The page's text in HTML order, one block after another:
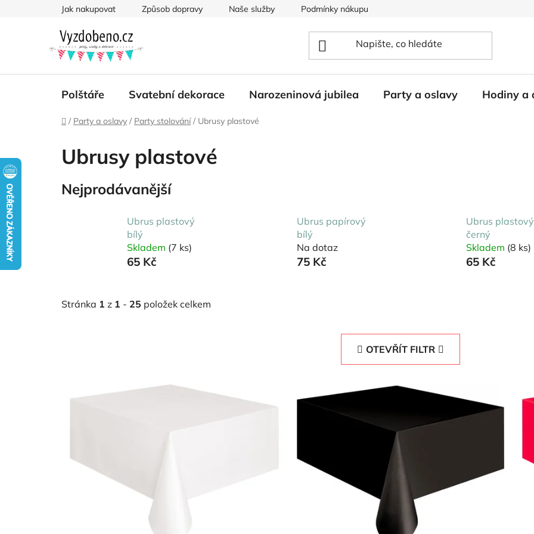
Jak nakupovat Způsob dopravy Naše služby Podmínky nákupu
Polštáře Svatební dekorace Narozeninová jubilea Party a oslavy Hodiny a
Domů
/ Party a oslavy / Party stolování / Ubrusy plastové
Ubrusy plastové
Nejprodávanější
Ubrus plastový
bílý
Skladem (7 ks)
65 Kč
Ubrus papírový
bílý
Na dotaz
75 Kč
Ubrus plastový
černý
Skladem (8 ks)
65 Kč
Stránka 1 z 1 - 25 položek celkem
OTEVŘÍT FILTR